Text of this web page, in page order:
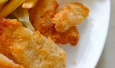
Next